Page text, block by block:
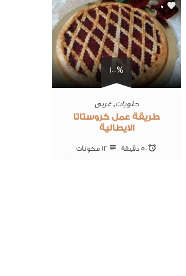
100%
0
حلويات,غربى
طريقة عمل كروستاتا
الايطالية
50 ‎دقيقة 12 ‎مكونات